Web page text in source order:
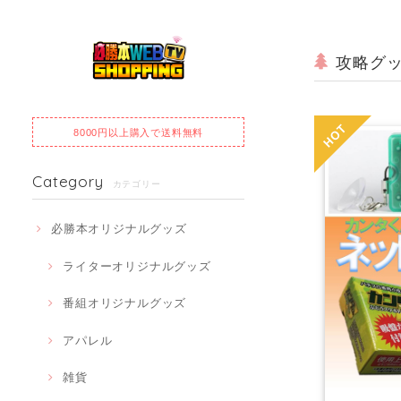
8000円以上購入で送料無料
Category カテゴリー
必勝本オリジナルグッズ
ライターオリジナルグッズ
番組オリジナルグッズ
アパレル
雑貨
攻略グ